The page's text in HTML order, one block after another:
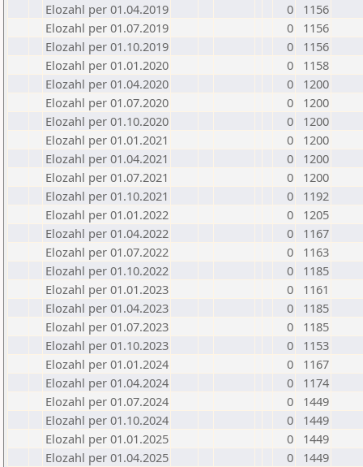
Elozahl per 01.04.2019
0
1156
Elozahl per 01.07.2019
0
1156
Elozahl per 01.10.2019
0
1156
Elozahl per 01.01.2020
0
1158
Elozahl per 01.04.2020
0
1200
Elozahl per 01.07.2020
0
1200
Elozahl per 01.10.2020
0
1200
Elozahl per 01.01.2021
0
1200
Elozahl per 01.04.2021
0
1200
Elozahl per 01.07.2021
0
1200
Elozahl per 01.10.2021
0
1192
Elozahl per 01.01.2022
0
1205
Elozahl per 01.04.2022
0
1167
Elozahl per 01.07.2022
0
1163
Elozahl per 01.10.2022
0
1185
Elozahl per 01.01.2023
0
1161
Elozahl per 01.04.2023
0
1185
Elozahl per 01.07.2023
0
1185
Elozahl per 01.10.2023
0
1153
Elozahl per 01.01.2024
0
1167
Elozahl per 01.04.2024
0
1174
Elozahl per 01.07.2024
0
1449
Elozahl per 01.10.2024
0
1449
Elozahl per 01.01.2025
0
1449
Elozahl per 01.04.2025
0
1449